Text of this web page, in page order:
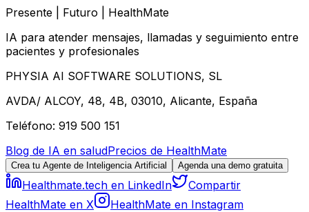
Presente | Futuro | HealthMate
IA para atender mensajes, llamadas y seguimiento entre
pacientes y profesionales
PHYSIA AI SOFTWARE SOLUTIONS, SL
AVDA/ ALCOY, 48, 4B, 03010, Alicante, España
Teléfono: 919 500 151
Blog de IA en saludPrecios de HealthMate
Crea tu Agente de Inteligencia Artificial Agenda una demo gratuita
Healthmate.tech en LinkedIn
Compartir
HealthMate en X
HealthMate en Instagram